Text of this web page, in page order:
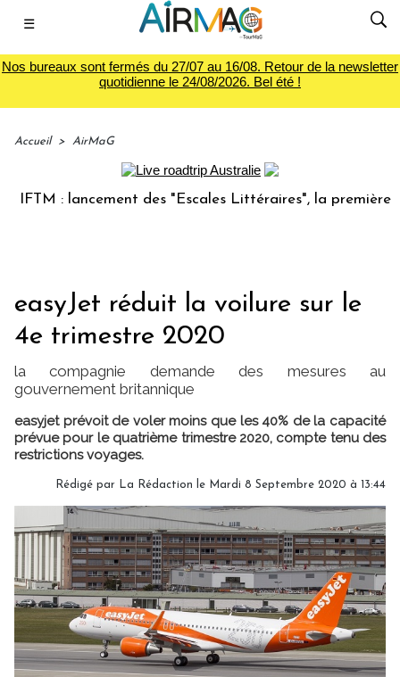
☰
Nos bureaux sont fermés du 27/07 au 16/08. Retour de la newsletter
quotidienne le 24/08/2026. Bel été !
Accueil > AirMaG
: lancement des "Escales Littéraires", la première
easyJet réduit la voilure sur le
4e trimestre 2020
la compagnie demande des mesures au
gouvernement britannique
easyjet prévoit de voler moins que les 40% de la capacité
prévue pour le quatrième trimestre 2020, compte tenu des
restrictions voyages.
Rédigé par La Rédaction le Mardi 8 Septembre 2020 à 13:44